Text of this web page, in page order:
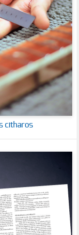
citharos